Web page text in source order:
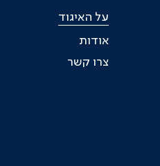
על האיגוד
אודות
צרו קשר